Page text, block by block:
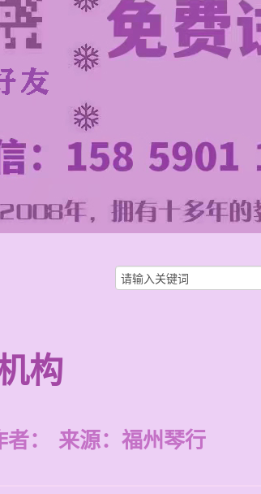
构
者： 来源： 福州琴行